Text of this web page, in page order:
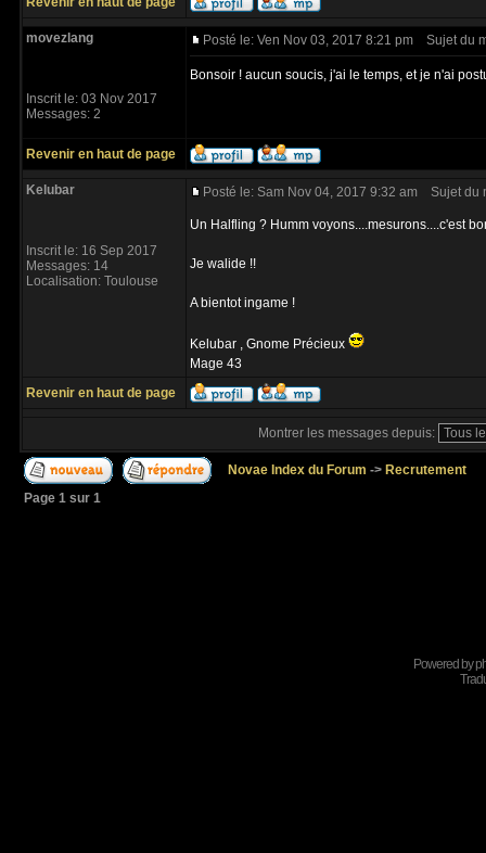
movezlang
Inscrit le: 03 Nov 2017
Messages: 2
Posté le: Ven Nov 03, 2017 8:21 pm Sujet du
Bonsoir ! aucun soucis, j'ai le temps, et je n'ai
Revenir en haut de page
Kelubar
Inscrit le: 16 Sep 2017
Messages: 14
Localisation: Toulouse
Posté le: Sam Nov 04, 2017 9:32 am Sujet du
Un Halfling ? Humm voyons....mesurons....c'est
Je walide !!
A bientot ingame !
Kelubar , Gnome Précieux
Mage 43
Revenir en haut de page
Montrer les messages depuis:
Novae Index du Forum -> Recrutement
Page 1 sur 1
Powered by